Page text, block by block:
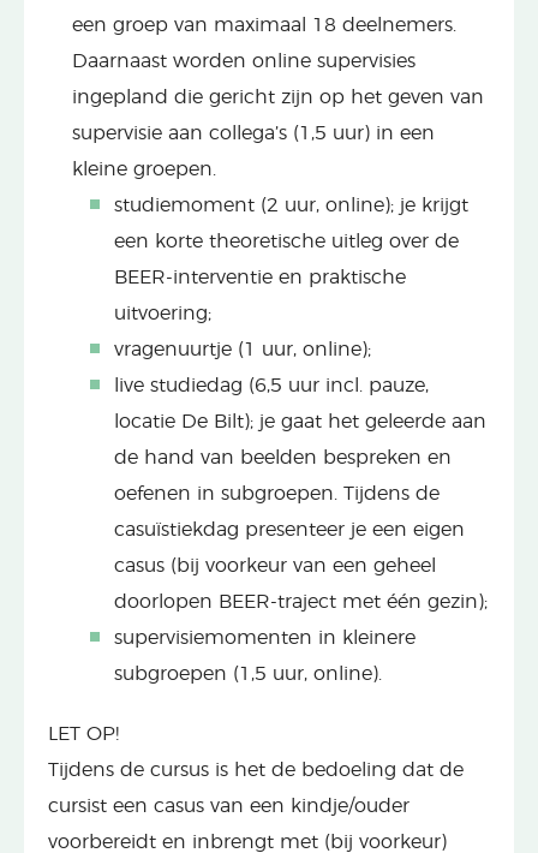
een groep van maximaal 18 deelnemers.
Daarnaast worden online supervisies
ingepland die gericht zijn op het geven van
supervisie aan collega’s (1,5 uur) in een
kleine groepen.
studiemoment (2 uur, online); je krijgt
een korte theoretische uitleg over de
BEER-interventie en praktische
uitvoering;
vragenuurtje (1 uur, online);
live studiedag (6,5 uur incl. pauze,
locatie De Bilt); je gaat het geleerde aan
de hand van beelden bespreken en
oefenen in subgroepen. Tijdens de
casuïstiekdag presenteer je een eigen
casus (bij voorkeur van een geheel
doorlopen BEER-traject met één gezin);
supervisiemomenten in kleinere
subgroepen (1,5 uur, online).
LET OP!
Tijdens de cursus is het de bedoeling dat de
cursist een casus van een kindje/ouder
voorbereidt en inbrengt met (bij voorkeur)